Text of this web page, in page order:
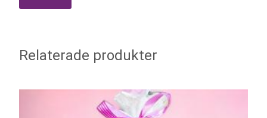
Relaterade produkter